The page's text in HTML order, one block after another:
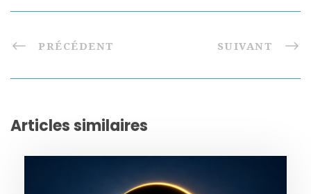
PRÉCÉDENT SUIVANT
Articles similaires